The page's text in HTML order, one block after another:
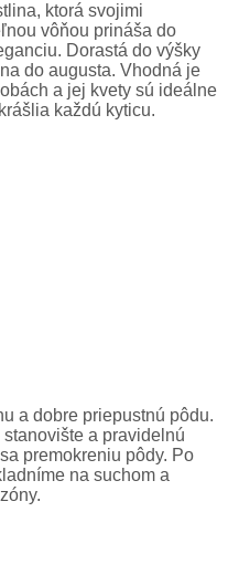
ktorá svojimi
vôňou prináša do
Dorastá do výšky
do augusta. Vhodná je
a jej kvety sú ideálne
každú kyticu.
a dobre priepustnú pôdu.
a pravidelnú
premokreniu pôdy. Po
na suchom a